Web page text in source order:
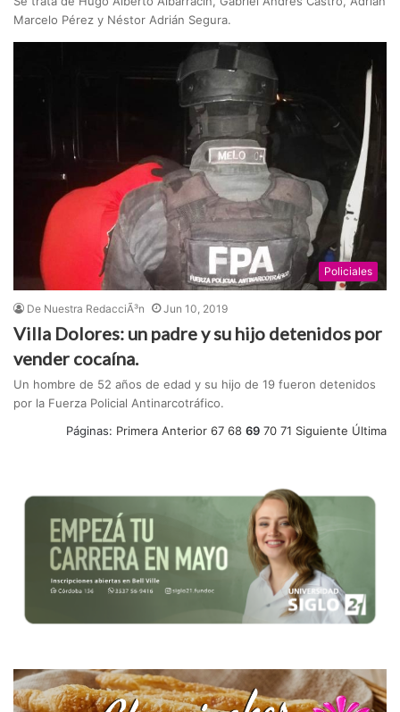
Marcelo Pérez y Néstor Adrián Segura.
Policiales
De Nuestra RedacciÃ³n Jun 10, 2019
Villa Dolores: un padre y su hijo detenidos por
vender cocaína.
Un hombre de 52 años de edad y su hijo de 19 fueron detenidos
por la Fuerza Policial Antinarcotráfico.
Páginas: Primera Anterior 67 68 69 70 71 Siguiente Última